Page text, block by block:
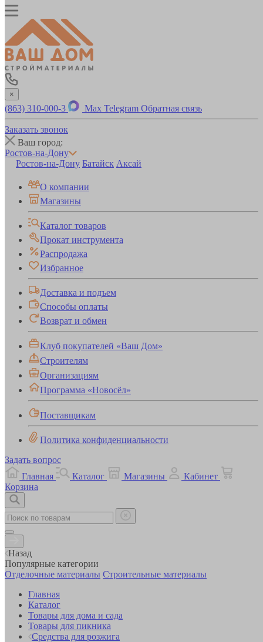
×
(863) 310-000-3 Max Telegram Обратная связь
Заказать звонок
Ваш город:
Ростов-на-Дону
Ростов-на-Дону Батайск Аксай
О компании
Магазины
Каталог товаров
Прокат инструмента
Распродажа
Избранное
Доставка и подъем
Способы оплаты
Возврат и обмен
Клуб покупателей «Ваш Дом»
Строителям
Организациям
Программа «Новосёл»
Поставщикам
Политика конфиденциальности
Задать вопрос
Главная
Каталог Магазины
Кабинет
Корзина
Назад
Популярные категории
Отделочные материалы Строительные материалы
Главная
Каталог
Товары для дома и сада
Товары для пикника
Средства для розжига